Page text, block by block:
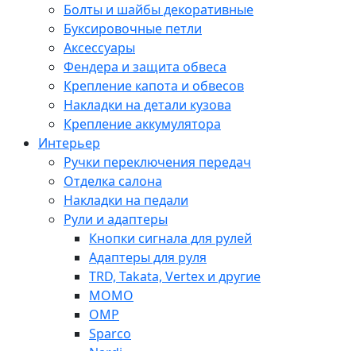
Болты и шайбы декоративные
Буксировочные петли
Аксессуары
Фендера и защита обвеса
Крепление капота и обвесов
Накладки на детали кузова
Крепление аккумулятора
Интерьер
Ручки переключения передач
Отделка салона
Накладки на педали
Рули и адаптеры
Кнопки сигнала для рулей
Адаптеры для руля
TRD, Takata, Vertex и другие
MOMO
OMP
Sparco